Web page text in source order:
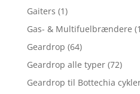
Gaiters (1)
Gas- & Multifuelbrændere
Geardrop (64)
Geardrop alle typer (72)
Geardrop til Bottechia